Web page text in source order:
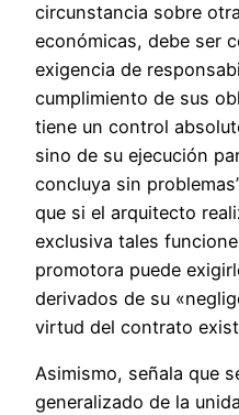
circunstancia sobre
económicas, debe ser
exigencia de
cumplimiento de sus
tiene un control
sino de su ejecución
concluya sin
que si el arquitecto
exclusiva tales
promotora puede
derivados de su
virtud del contrato
Asimismo, señala que
generalizado de la